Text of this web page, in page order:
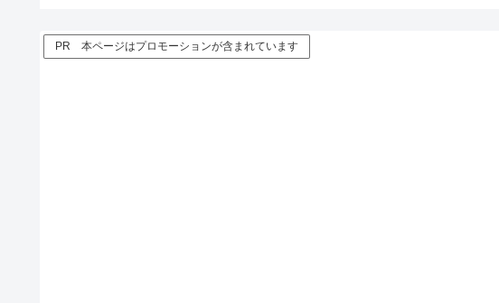
PR 本ページはプロモーションが含まれています